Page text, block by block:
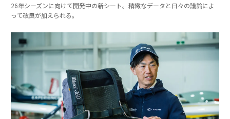
26年シーズンに向けて開発中の新シート。精緻なデータと日々の議論によ
って改良が加えられる。